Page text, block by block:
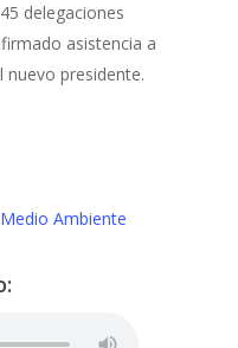
45 delegaciones
asistencia a
presidente.
Medio Ambiente